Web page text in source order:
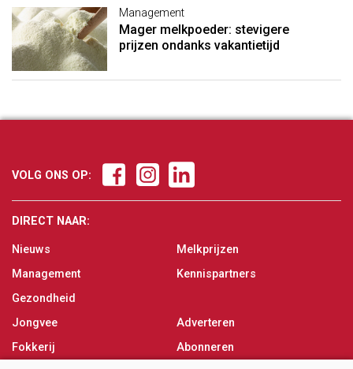
Management
Mager melkpoeder: stevigere
prijzen ondanks vakantietijd
VOLG ONS OP:
DIRECT NAAR:
Nieuws
Management
Gezondheid
Jongvee
Fokkerij
Melkprijzen
Kennispartners
Adverteren
Abonneren